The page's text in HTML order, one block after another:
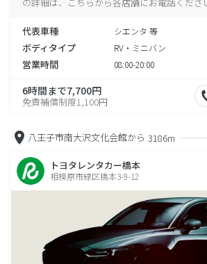
代表車種 シエンタ 等
ボディタイプ RV・ミニバン
営業時間 08:00-20:00
6時間まで7,700円
免責補償制度1,100円
八王子市南大沢文化会館から 3186m
トヨタレンタカー橋本
相模原市緑区橋本3-9-12